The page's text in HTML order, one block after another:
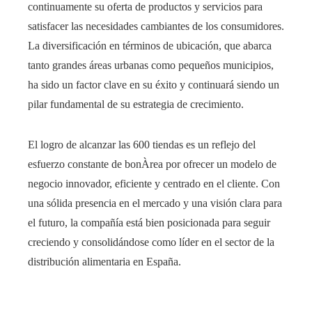
continuamente su oferta de productos y servicios para
satisfacer las necesidades cambiantes de los consumidores.
La diversificación en términos de ubicación, que abarca
tanto grandes áreas urbanas como pequeños municipios,
ha sido un factor clave en su éxito y continuará siendo un
pilar fundamental de su estrategia de crecimiento.
El logro de alcanzar las 600 tiendas es un reflejo del
esfuerzo constante de bonÀrea por ofrecer un modelo de
negocio innovador, eficiente y centrado en el cliente. Con
una sólida presencia en el mercado y una visión clara para
el futuro, la compañía está bien posicionada para seguir
creciendo y consolidándose como líder en el sector de la
distribución alimentaria en España.